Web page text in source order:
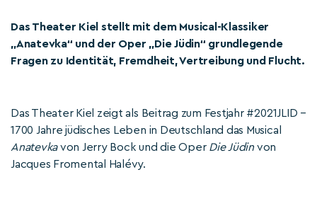
Das Theater Kiel stellt mit dem Musical-Klassiker
„Anatevka“ und der Oper „Die Jüdin“ grundlegende
Fragen zu Identität, Fremdheit, Vertreibung und Flucht.
Das Theater Kiel zeigt als Beitrag zum Festjahr #2021JLID –
1700 Jahre jüdisches Leben in Deutschland das Musical
Anatevkavon Jerry Bock und die Oper Die Jüdinvon
Jacques Fromental Halévy.